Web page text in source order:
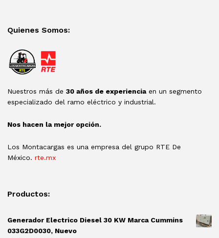
Quienes Somos:
Nuestros más de 30 años de experienciaen un segmento
especializado del ramo eléctrico y industrial.
Nos hacen la mejor opción.
Los Montacargas es una empresa del grupo RTE De
México. rte.mx
Productos:
Generador Electrico Diesel 30 KW Marca Cummins
033G2D0030, Nuevo